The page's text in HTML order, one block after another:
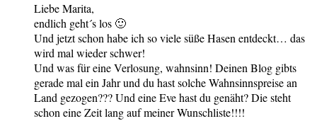
Liebe Marita,
endlich geht´s los 🙂
Und jetzt schon habe ich so viele süße Hasen entdeckt… das
wird mal wieder schwer!
Und was für eine Verlosung, wahnsinn! Deinen Blog gibts
gerade mal ein Jahr und du hast solche Wahnsinnspreise an
Land gezogen??? Und eine Eve hast du genäht? Die steht
schon eine Zeit lang auf meiner Wunschliste!!!!